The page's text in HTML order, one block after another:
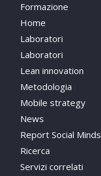
Formazione
Home
Laboratori
Laboratori
Lean innovation
Metodologia
Mobile strategy
News
Report Social Minds
Ricerca
Servizi correlati